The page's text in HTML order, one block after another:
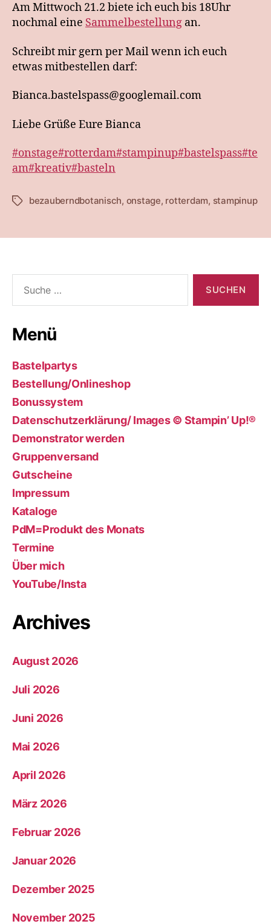
Am Mittwoch 21.2 biete ich euch bis 18Uhr
nochmal eine Sammelbestellung an.
Schreibt mir gern per Mail wenn ich euch
etwas mitbestellen darf:
Bianca.bastelspass@googlemail.com
Liebe Grüße Eure Bianca
#onstage#rotterdam#stampinup#bastelspass#te
am#kreativ#basteln
Schlagwörter
bezauberndbotanisch, onstage, rotterdam, stampinup
nach:
Menü
Bastelpartys
Bestellung/Onlineshop
Bonussystem
Datenschutzerklärung/ Images © Stampin’ Up!®
Demonstrator werden
Gruppenversand
Gutscheine
Impressum
Kataloge
PdM=Produkt des Monats
Termine
Über mich
YouTube/Insta
Archives
August 2026
Juli 2026
Juni 2026
Mai 2026
April 2026
März 2026
Februar 2026
Januar 2026
Dezember 2025
November 2025